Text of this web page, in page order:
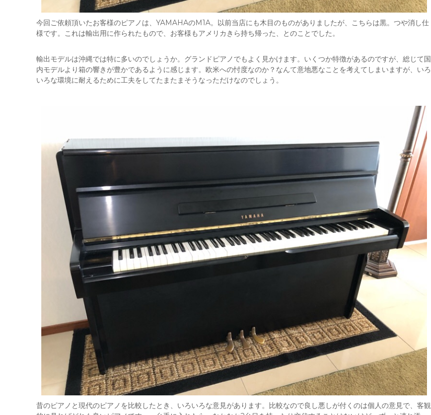
今回ご依頼頂いたお客様のピアノは、YAMAHAのM1A。以前当店にも木目のものがありましたが、こちらは黒。つや消し仕
様です。これは輸出用に作られたもので、お客様もアメリカきら持ち帰った、とのことでした。
輸出モデルは沖縄では特に多いのでしょうか。グランドピアノでもよく見かけます。いくつか特徴があるのですが、総じて国
内モデルより箱の響きが豊かであるように感じます。欧米への忖度なのか？なんて意地悪なことを考えてしまいますが、いろ
いろな環境に耐えるために工夫をしてたまたまそうなっただけなのでしょう。
昔のピアノと現代のピアノを比較したとき、いろいろな意見があります。比較なので良し悪しが付くのは個人の意見で、客観